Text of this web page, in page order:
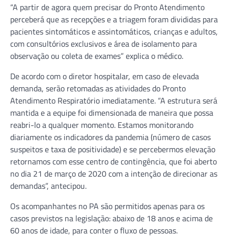
“A partir de agora quem precisar do Pronto Atendimento
perceberá que as recepções e a triagem foram divididas para
pacientes sintomáticos e assintomáticos, crianças e adultos,
com consultórios exclusivos e área de isolamento para
observação ou coleta de exames” explica o médico.
De acordo com o diretor hospitalar, em caso de elevada
demanda, serão retomadas as atividades do Pronto
Atendimento Respiratório imediatamente. “A estrutura será
mantida e a equipe foi dimensionada de maneira que possa
reabri-lo a qualquer momento. Estamos monitorando
diariamente os indicadores da pandemia (número de casos
suspeitos e taxa de positividade) e se percebermos elevação
retornamos com esse centro de contingência, que foi aberto
no dia 21 de março de 2020 com a intenção de direcionar as
demandas”, antecipou.
Os acompanhantes no PA são permitidos apenas para os
casos previstos na legislação: abaixo de 18 anos e acima de
60 anos de idade, para conter o fluxo de pessoas.